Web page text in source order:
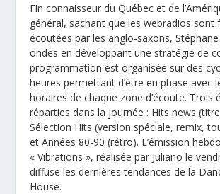
Fin connaisseur du Québec et de
général, sachant que les webradios
écoutées par les anglo-saxons,
ondes en développant une stratégie de
programmation est organisée sur des
heures permettant d’être en phase avec
horaires de chaque zone d’écoute. Trois
réparties dans la journée : Hits news
Sélection Hits (version spéciale, remix,
et Années 80-90 (rétro). L’émission
« Vibrations », réalisée par Juliano le
diffuse les dernières tendances de la
House.